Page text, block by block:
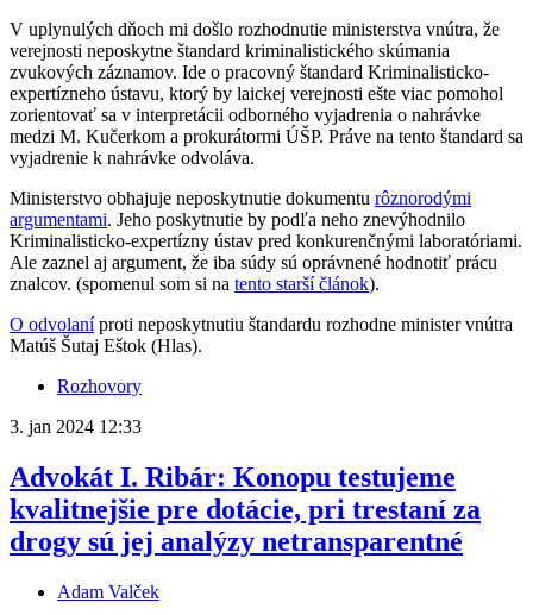
V uplynulých dňoch mi došlo rozhodnutie ministerstva vnútra, že
verejnosti neposkytne štandard kriminalistického skúmania
zvukových záznamov. Ide o pracovný štandard Kriminalisticko-
expertízneho ústavu, ktorý by laickej verejnosti ešte viac pomohol
zorientovať sa v interpretácii odborného vyjadrenia o nahrávke
medzi M. Kučerkom a prokurátormi ÚŠP. Práve na tento štandard sa
vyjadrenie k nahrávke odvoláva.
Ministerstvo obhajuje neposkytnutie dokumentu rôznorodými
argumentami. Jeho poskytnutie by podľa neho znevýhodnilo
Kriminalisticko-expertízny ústav pred konkurenčnými laboratóriami.
Ale zaznel aj argument, že iba súdy sú oprávnené hodnotiť prácu
znalcov. (spomenul som si na tento starší článok).
O odvolaníproti neposkytnutiu štandardu rozhodne minister vnútra
Matúš Šutaj Eštok (Hlas).
Rozhovory
3. jan 2024 12:33
Advokát I. Ribár: Konopu testujeme
kvalitnejšie pre dotácie, pri trestaní za
drogy sú jej analýzy netransparentné
Adam Valček